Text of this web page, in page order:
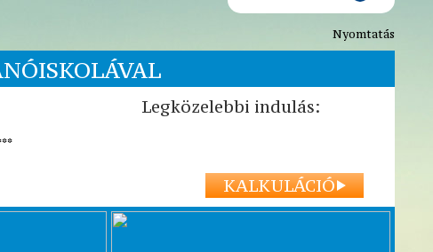
Nyomtatás
Legközelebbi indulás:
KALKULÁCIÓ